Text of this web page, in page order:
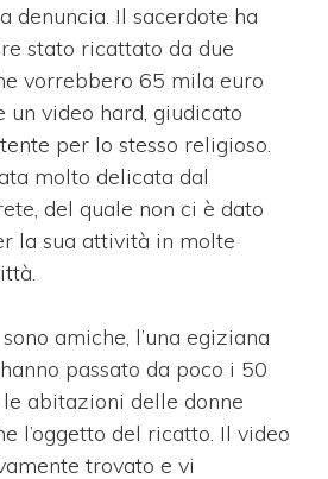
denuncia. Il sacerdote ha
stato ricattato da due
vorrebbero 65 mila euro
un video hard, giudicato
per lo stesso religioso.
molto delicata dal
del quale non ci è dato
la sua attività in molte
amiche, l’una egiziana
passato da poco i 50
abitazioni delle donne
l’oggetto del ricatto. Il video
trovato e vi